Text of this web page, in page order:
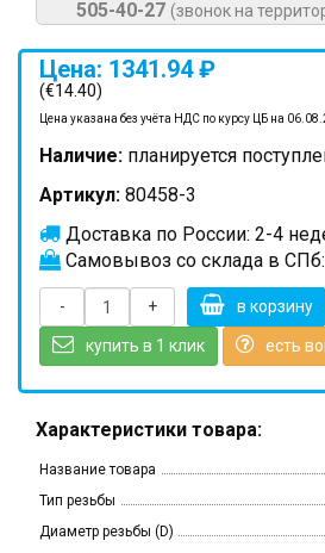
505-40-27 (звонок на
Цена: 1341.94 ₽
(€14.40)
Цена указана без учёта НДС по курсу ЦБ на
Наличие: планируется
Артикул: 80458-3
Доставка по России: 2-4
Самовывоз со склада в СПб:
- + в корзину
купить в 1 клик есть
Характеристики товара:
Название товара
Тип резьбы
Диаметр резьбы (D)